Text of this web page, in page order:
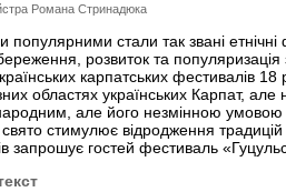
Романа Стринадюка
популярними стали так звані
розвиток та
карпатських фестивалів
областях українських Карпат,
але його незмінною умовою
стимулює відродження
запрошує гостей фестиваль